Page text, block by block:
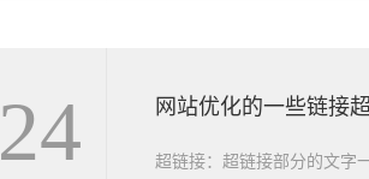
24
超链接：超链接部分的文字